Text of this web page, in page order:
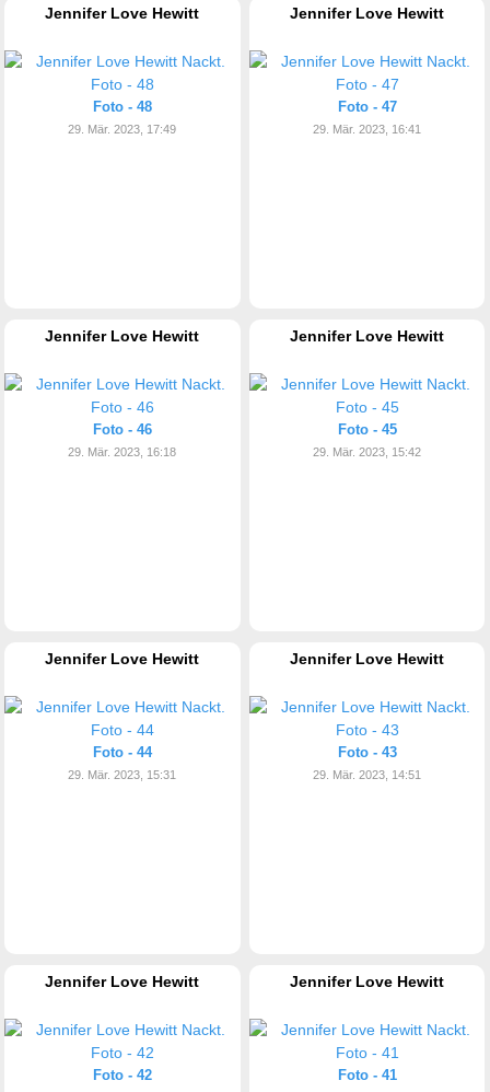
Jennifer Love Hewitt
Foto - 48
29. Mär. 2023, 17:49
Jennifer Love Hewitt
Foto - 47
29. Mär. 2023, 16:41
Jennifer Love Hewitt
Foto - 46
29. Mär. 2023, 16:18
Jennifer Love Hewitt
Foto - 45
29. Mär. 2023, 15:42
Jennifer Love Hewitt
Foto - 44
29. Mär. 2023, 15:31
Jennifer Love Hewitt
Foto - 43
29. Mär. 2023, 14:51
Jennifer Love Hewitt
Foto - 42
Jennifer Love Hewitt
Foto - 41